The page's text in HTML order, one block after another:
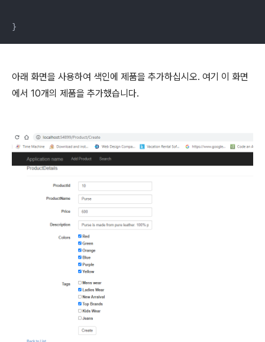
}
아래 화면을 사용하여 색인에 제품을 추가하십시오. 여기 이 화면
에서 10개의 제품을 추가했습니다.